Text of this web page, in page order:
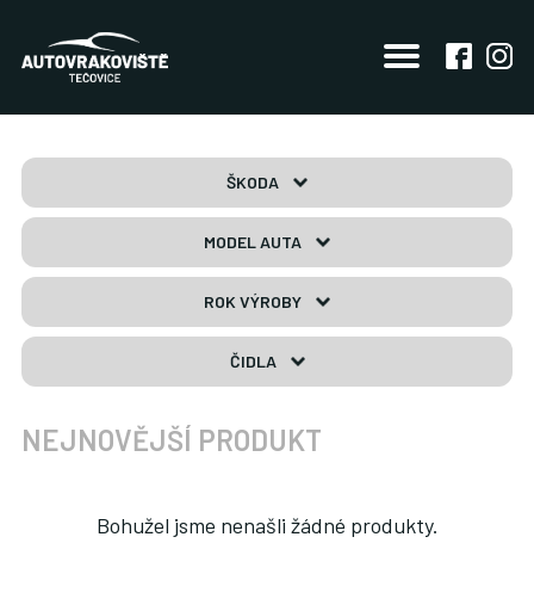
ŠKODA
MODEL AUTA
ROK VÝROBY
ČIDLA
NEJNOVĚJŠÍ PRODUKT
Bohužel jsme nenašli žádné produkty.